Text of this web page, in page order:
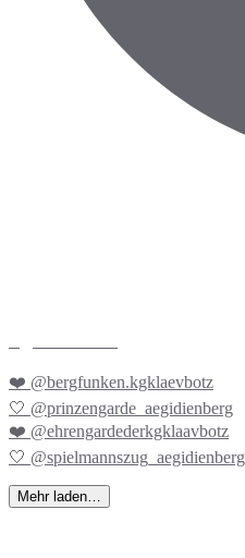
❤️ @bergfunken.kgklaevbotz
🤍 @prinzengarde_aegidienberg
❤️ @ehrengardederkgklaavbotz
🤍 @spielmannszug_aegidienberg
Mehr laden…